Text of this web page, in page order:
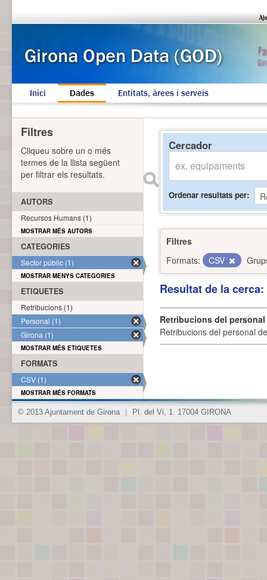
Inici Dades Entitats, àrees i serveis
Cercador
Ordenar resultats per
Filtres
Formats:
CSV
Resultat de la
Retribucions del
Retribucions del personal
Filtres
Cliqueu sobre un o més
termes de la llista següent
per filtrar els resultats.
AUTORS
Recursos Humans (1)
MOSTRAR MÉS AUTORS
CATEGORIES
Sector públic (1)
MOSTRAR MENYS CATEGORIES
ETIQUETES
Retribucions (1)
Personal (1)
Girona (1)
MOSTRAR MÉS ETIQUETES
FORMATS
CSV (1)
MOSTRAR MÉS FORMATS
© 2013 Ajuntament de Girona Pl. del Vi, 1. 17004 GIRONA